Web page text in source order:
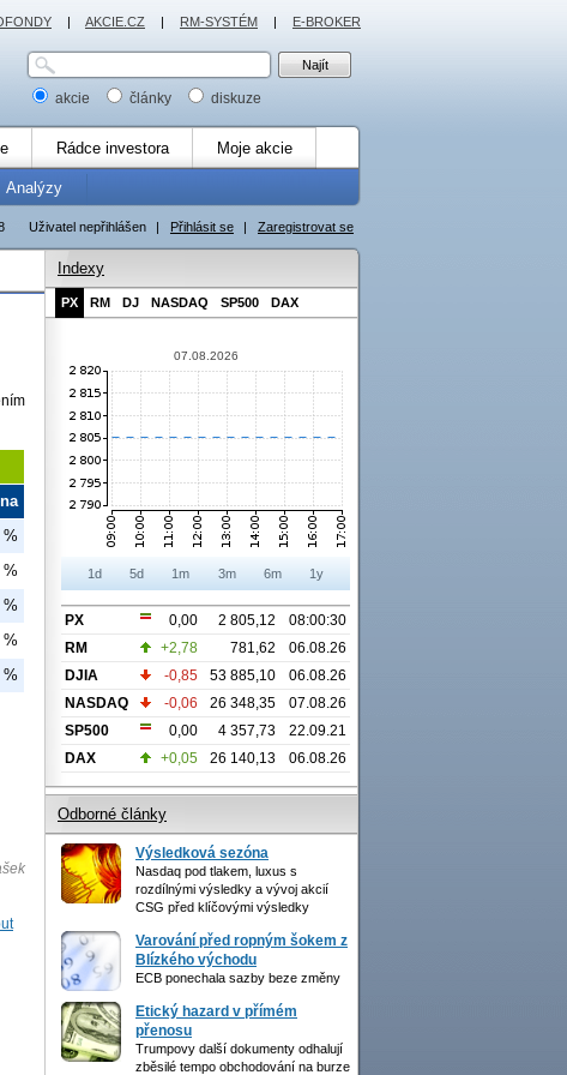
akcie články diskuze
Rádce investora Moje akcie
Analýzy
Uživatel nepřihlášen | Přihlásit se | Zaregistrovat se
%
%
%
%
%
Indexy
PX RM DJ NASDAQ SP500 DAX
07.08.2026
1d 5d 1m 3m 6m 1y
PX 0,00 2 805,12
08:00:30
RM
+2,78 781,62
06.08.26
DJIA
-0,85 53 885,10
06.08.26
NASDAQ
-0,06 26 348,35
07.08.26
SP500
0,00 4 357,73
22.09.21
DAX
+0,05 26 140,13 06.08.26
Odborné články
Výsledková sezóna
Nasdaq pod tlakem, luxus s
rozdílnými výsledky a vývoj akcií
CSG před klíčovými výsledky
Varování před ropným šokem z
Blízkého východu
ECB ponechala sazby beze změny
Etický hazard v přímém
přenosu
Trumpovy další dokumenty odhalují
zběsilé tempo obchodování na burze
| AKCIE.CZ | RM-SYSTÉM | E-BROKER